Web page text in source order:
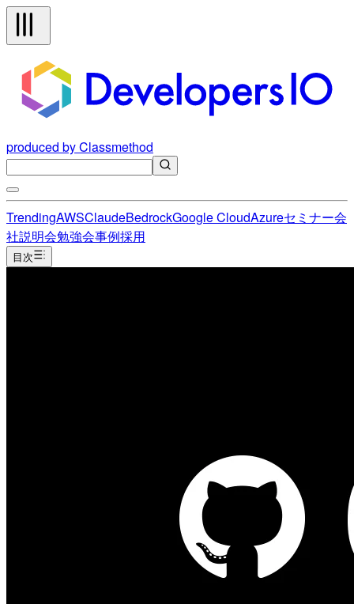
produced by Classmethod
TrendingAWSClaudeBedrockGoogle CloudAzureセミナー会
社説明会勉強会事例採用
目次